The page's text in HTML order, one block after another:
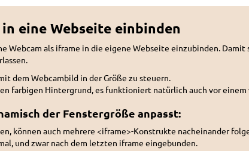
eine Webseite einbinden
Webcam als iframe in die eigene Webseite einzubinden.
dem Webcambild in der Größe zu steuern.
farbigen Hintergrund, es funktioniert natürlich auch vor
der Fenstergröße anpasst:
können auch mehrere <iframe>-Konstrukte nacheinander
und zwar nach dem letzten iframe eingebunden.